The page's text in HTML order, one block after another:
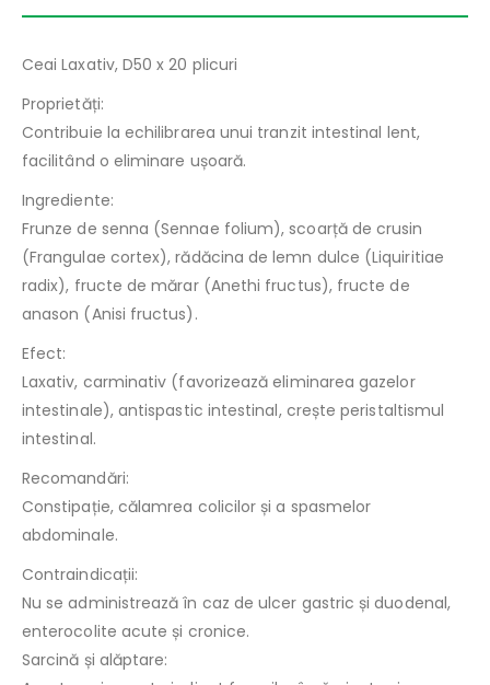
Ceai Laxativ, D50 x 20 plicuri
Proprietăți:
Contribuie la echilibrarea unui tranzit intestinal lent,
facilitând o eliminare ușoară.
Ingrediente:
Frunze de senna (Sennae folium), scoarță de crusin
(Frangulae cortex), rădăcina de lemn dulce (Liquiritiae
radix), fructe de mărar (Anethi fructus), fructe de
anason (Anisi fructus).
Efect:
Laxativ, carminativ (favorizează eliminarea gazelor
intestinale), antispastic intestinal, crește peristaltismul
intestinal.
Recomandări:
Constipație, călamrea colicilor și a spasmelor
abdominale.
Contraindicații:
Nu se administrează în caz de ulcer gastric și duodenal,
enterocolite acute și cronice.
Sarcină și alăptare: